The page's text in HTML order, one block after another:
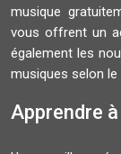
musique
vous offrent un
également les
musiques selon
Apprendre